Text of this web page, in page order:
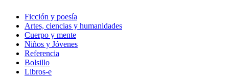
Ficción y poesía
Artes, ciencias y humanidades
Cuerpo y mente
Niños y Jóvenes
Referencia
Bolsillo
Libros-e